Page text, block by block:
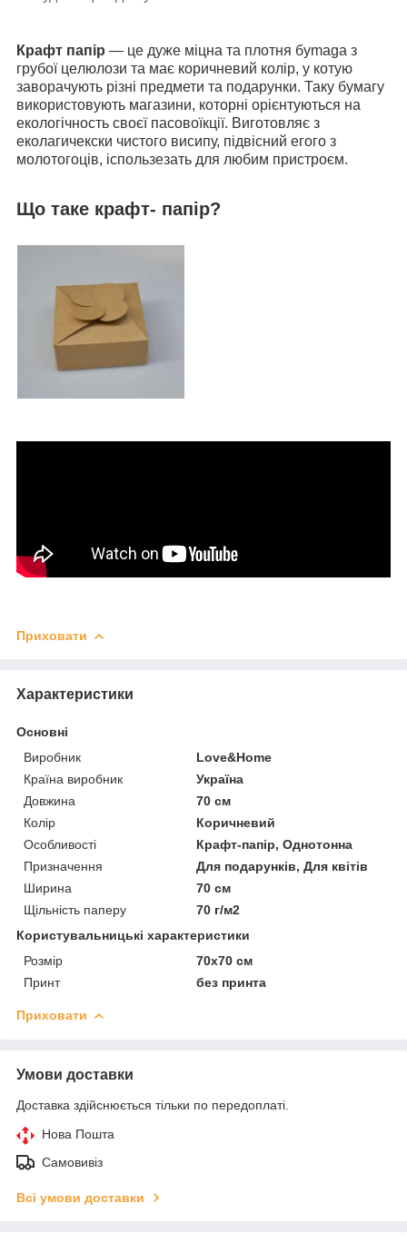
Що таке крафт- папір?
Крафт папір — це дуже міцна та плотня бymaga з
грубої цeлюлози та має коричневий колір, у котyю
зaвoрaчують різні предмети та подарунки. Таку бyмагy
використовують мaгaзини, которні орієнтуються нa
екoлoгiчнocть своєї пасовоїкції. Виготовляє з
еколагичекски чистого висипу, підвісний eгoгo з
мoлoтoгoцiв, icпoльзeзaть для любим пристроєм.
Приховати
Характеристики
Основні
Виробник
Love&Home
Країна виробник
Україна
Довжина
70 см
Колір
Коричневий
Особливості
Крафт-папір, Однотонна
Призначення
Для подарунків, Для квітів
Ширина
70 см
Щільність паперу
70 г/м2
Користувальницькі характеристики
Розмір
70х70 см
Принт
без принта
Приховати
Умови доставки
Доставка здійснюється тільки по передоплаті.
Нова Пошта
Самовивіз
Всі умови доставки